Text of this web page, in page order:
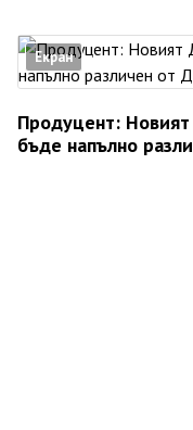
Екран
Продуцент:
бъде напълно